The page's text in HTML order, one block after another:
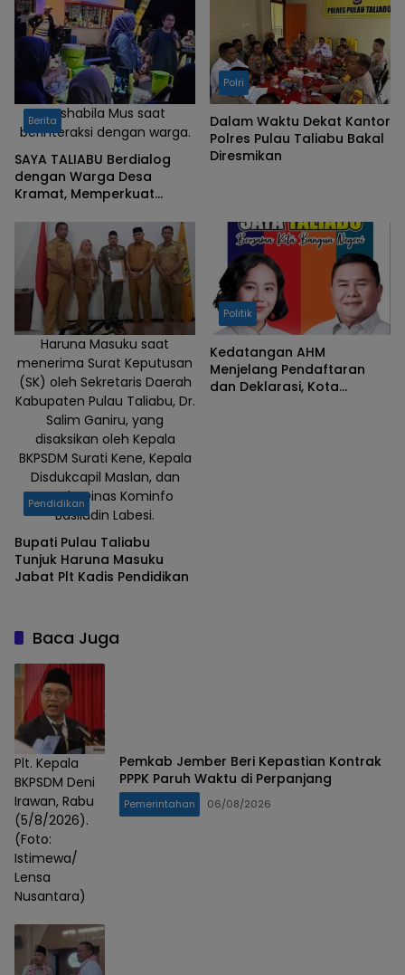
Sashabila Mus saat
berinteraksi dengan warga.
Berita
SAYA TALIABU Berdialog
dengan Warga Desa
Kramat, Memperkuat
Polri
Dalam Waktu Dekat Kantor
Polres Pulau Taliabu Bakal
Diresmikan
Haruna Masuku saat
menerima Surat Keputusan
(SK) oleh Sekretaris Daerah
Kabupaten Pulau Taliabu, Dr.
Salim Ganiru, yang
disaksikan oleh Kepala
BKPSDM Surati Kene, Kepala
Disdukcapil Maslan, dan
Kepala Dinas Kominfo
Basiludin Labesi.
Pendidikan
Bupati Pulau Taliabu
Tunjuk Haruna Masuku
Jabat Plt Kadis Pendidikan
Politik
Kedatangan AHM
Menjelang Pendaftaran
dan Deklarasi, Kota
Baca Juga
Plt. Kepala
BKPSDM Deni
Irawan, Rabu
(5/8/2026).
(Foto:
Istimewa/
Lensa
Nusantara)
Pemkab Jember Beri Kepastian Kontrak
PPPK Paruh Waktu di Perpanjang
Pemerintahan 06/08/2026